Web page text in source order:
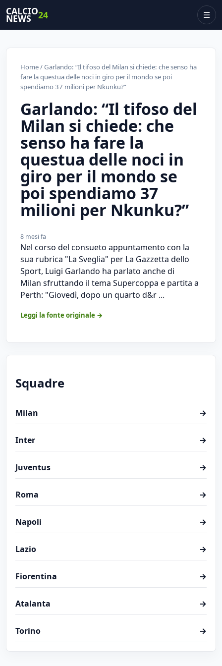
CALCIO
NEWS 24 ☰
Home/ Garlando: “Il tifoso del Milan si chiede: che senso ha
fare la questua delle noci in giro per il mondo se poi
spendiamo 37 milioni per Nkunku?”
Garlando: “Il tifoso del
Milan si chiede: che
senso ha fare la
questua delle noci in
giro per il mondo se
poi spendiamo 37
milioni per Nkunku?”
8 mesi fa
Nel corso del consueto appuntamento con la
sua rubrica "La Sveglia" per La Gazzetta dello
Sport, Luigi Garlando ha parlato anche di
Milan sfruttando il tema Supercoppa e partita a
Perth: "Giovedì, dopo un quarto d&r ...
Leggi la fonte originale →
Squadre
Milan →
Inter →
Juventus →
Roma →
Napoli →
Lazio →
Fiorentina →
Atalanta →
Torino →